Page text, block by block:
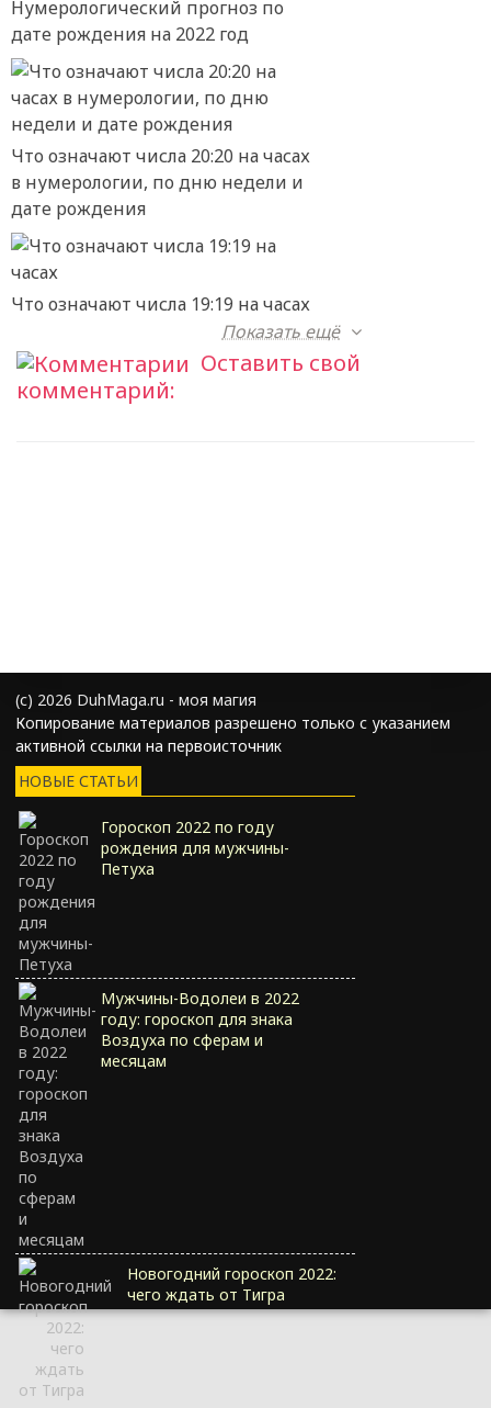
Нумерологический прогноз по
дате рождения на 2022 год
Что означают числа 20:20 на часах
в нумерологии, по дню недели и
дате рождения
Что означают числа 19:19 на часах
Показать ещё
Оставить свой
комментарий:
(с) 2026 DuhMaga.ru - моя магия
Копирование материалов разрешено только с указанием
активной ссылки на первоисточник
НОВЫЕ СТАТЬИ
Гороскоп 2022 по году
рождения для мужчины-
Петуха
Мужчины-Водолеи в 2022
году: гороскоп для знака
Воздуха по сферам и
месяцам
Новогодний гороскоп 2022:
чего ждать от Тигра